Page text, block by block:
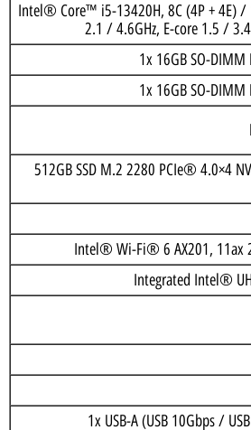
Intel® Core™ i5-13420H, 8C (4P + 4E) /
2.1 / 4.6GHz, E-core 1.5 /
1x 16GB SO-DIMM
1x 16GB SO-DIMM
512GB SSD M.2 2280 PCIe® 4.0×4
Intel® Wi-Fi® 6 AX201, 11ax
Integrated Intel®
1x USB-A (USB 10Gbps /